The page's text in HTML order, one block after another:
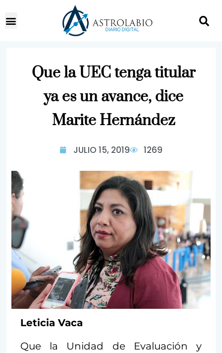
Que la UEC tenga titular
ya es un avance, dice
Marite Hernández
JULIO 15, 2019 1269
Leticia Vaca
Que la Unidad de Evaluación y